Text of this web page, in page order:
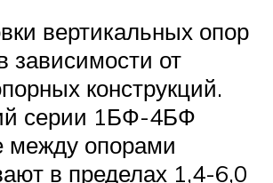
вертикальных опор
зависимости от
конструкций.
серии 1БФ-4БФ
между опорами
в пределах 1,4-6,0